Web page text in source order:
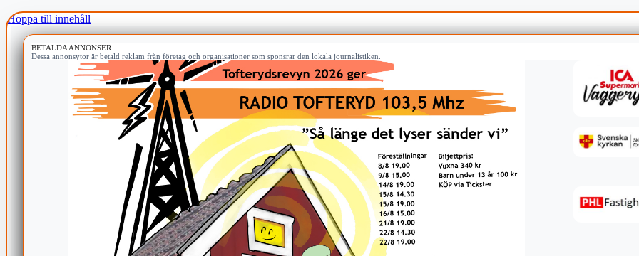
Hoppa till innehåll
BETALDA ANNONSER
Dessa annonsytor är betald reklam från företag och organisationer som sponsrar den lokala journalistiken.